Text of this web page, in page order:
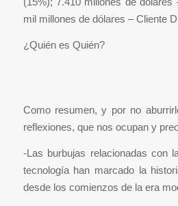
mil millones de dólares – Cliente
¿Quién es Quién?
Como resumen, y por no
reflexiones, que nos ocupan y
-Las burbujas relacionadas con
tecnología han marcado la
desde los comienzos de la era